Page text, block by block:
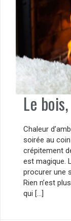
Le
Chaleur
soirée au
crépitement
est magique.
procurer une
Rien n’est
qui […]